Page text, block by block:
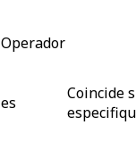
Operador
es Coincide